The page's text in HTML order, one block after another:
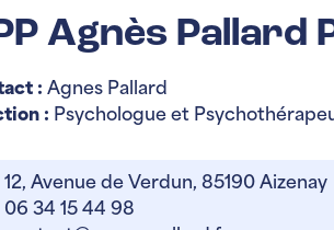
Agnès Pallard
: Agnes Pallard
: Psychologue et
12, Avenue de Verdun, 85190 Aizenay
06 34 15 44 98